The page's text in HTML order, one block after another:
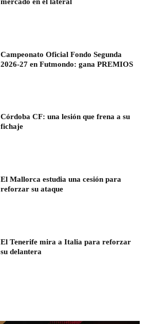
Campeonato Oficial Fondo Segunda
2026-27 en Futmondo: gana PREMIOS
Córdoba CF: una lesión que frena a su
fichaje
El Mallorca estudia una cesión para
reforzar su ataque
El Tenerife mira a Italia para reforzar
su delantera